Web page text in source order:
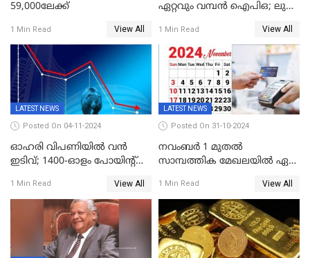
59,000ലേക്ക്
1 Min Read View All
ഏറ്റവും വമ്പൻ ഐപിഒ; ലുലു
സമാപനം,വൻ ഡിമാൻഡ്;
വിൽപന 30
ശതമാനത്തിലേക്ക് ഉയർത്തി
1 Min Read View All
LATEST NEWS
Posted On 04-11-2024
ഓഹരി വിപണിയിൽ വൻ
ഇടിവ്; 1400-ഓളം പോയിൻ്റ്
സെൻസെക്സ്;രൂപയുടെ
മൂല്യം വീണ്ടും റെക്കോര്‍ഡ്
താഴ്ചയില്‍
1 Min Read View All
LATEST NEWS
Posted On 31-10-2024
നവംബർ 1 മുതൽ
സാമ്പത്തിക മേഖലയിൽ ഏഴ്
ടിക്കറ്റ് ബുക്കിംഗ് മുതൽ
എൽപിജി വരെ...
1 Min Read View All